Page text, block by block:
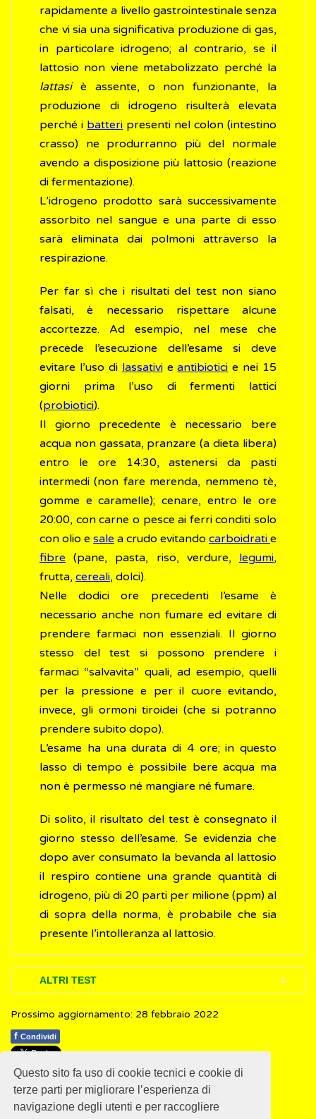
Questo sito fa uso di cookie tecnici e cookie di
terze parti per migliorare l’esperienza di
navigazione degli utenti e per raccogliere
rapidamente a livello gastrointestinale senza
che vi sia una significativa produzione di gas,
in particolare idrogeno; al contrario, se il
lattosio non viene metabolizzato perché la
lattasiè assente, o non funzionante, la
produzione di idrogeno risulterà elevata
perché i batteri presenti nel colon (intestino
crasso) ne produrranno più del normale
avendo a disposizione più lattosio (reazione
di fermentazione).
L’idrogeno prodotto sarà successivamente
assorbito nel sangue e una parte di esso
sarà eliminata dai polmoni attraverso la
respirazione.
Per far sì che i risultati del test non siano
falsati, è necessario rispettare alcune
accortezze. Ad esempio, nel mese che
precede l’esecuzione dell’esame si deve
evitare l’uso di lassativieantibiotici e nei 15
giorni prima l’uso di fermenti lattici
(probiotici).
Il giorno precedente è necessario bere
acqua non gassata, pranzare (a dieta libera)
entro le ore 14:30, astenersi da pasti
intermedi (non fare merenda, nemmeno tè,
gomme e caramelle); cenare, entro le ore
20:00, con carne o pesce ai ferri conditi solo
con olio e sale a crudo evitando carboidrati e
fibre (pane, pasta, riso, verdure, legumi,
frutta, cereali, dolci).
Nelle dodici ore precedenti l’esame è
necessario anche non fumare ed evitare di
prendere farmaci non essenziali. Il giorno
stesso del test si possono prendere i
farmaci “salvavita” quali, ad esempio, quelli
per la pressione e per il cuore evitando,
invece, gli ormoni tiroidei (che si potranno
prendere subito dopo).
L’esame ha una durata di 4 ore; in questo
lasso di tempo è possibile bere acqua ma
non è permesso né mangiare né fumare.
Di solito, il risultato del test è consegnato il
giorno stesso dell’esame. Se evidenzia che
dopo aver consumato la bevanda al lattosio
il respiro contiene una grande quantità di
idrogeno, più di 20 parti per milione (ppm) al
di sopra della norma, è probabile che sia
presente l’intolleranza al lattosio.
ALTRI TEST
L’esame di tolleranza al lattosio eseguito sul
sangue è un test secondario, usato talvolta
come supporto per l’accertamento
dell’intolleranza: in questo caso, i campioni
prelevati sono di sangue anziché di aria.
Prossimo aggiornamento: 28 febbraio 2022
f Condividi
1 1 1 1 1 Rating 2.29 (14 Votes)